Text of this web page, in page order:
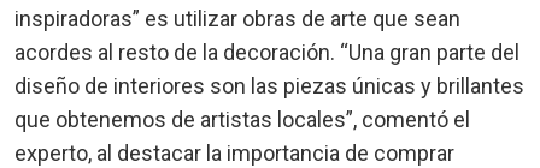
inspiradoras” es utilizar obras de arte que sean
acordes al resto de la decoración. “Una gran parte del
diseño de interiores son las piezas únicas y brillantes
que obtenemos de artistas locales”, comentó el
experto, al destacar la importancia de comprar